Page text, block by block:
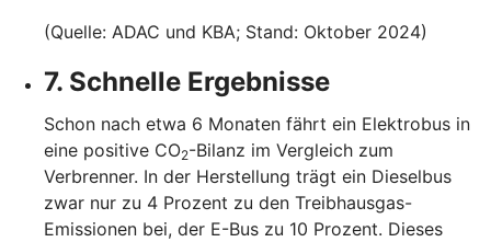
(Quelle: ADAC und KBA; Stand: Oktober 2024)
7. Schnelle Ergebnisse
Schon nach etwa 6 Monaten fährt ein Elektrobus in
eine positive CO2-Bilanz im Vergleich zum
Verbrenner. In der Herstellung trägt ein Dieselbus
zwar nur zu 4 Prozent zu den Treibhausgas-
Emissionen bei, der E-Bus zu 10 Prozent. Dieses